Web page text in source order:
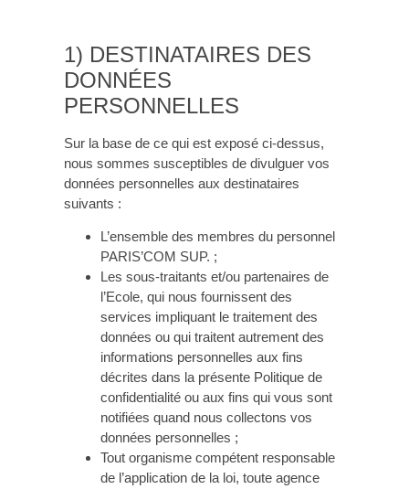
1) DESTINATAIRES DES
DONNÉES
PERSONNELLES
Sur la base de ce qui est exposé ci-dessus,
nous sommes susceptibles de divulguer vos
données personnelles aux destinataires
suivants :
L’ensemble des membres du personnel
PARIS’COM SUP. ;
Les sous-traitants et/ou partenaires de
l’Ecole, qui nous fournissent des
services impliquant le traitement des
données ou qui traitent autrement des
informations personnelles aux fins
décrites dans la présente Politique de
confidentialité ou aux fins qui vous sont
notifiées quand nous collectons vos
données personnelles ;
Tout organisme compétent responsable
de l’application de la loi, toute agence